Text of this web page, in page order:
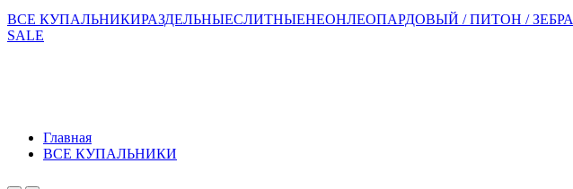
ВСЕ КУПАЛЬНИКИРАЗДЕЛЬНЫЕСЛИТНЫЕНЕОНЛЕОПАРДОВЫЙ / ПИТОН / ЗЕБРА
SALE
Главная
ВСЕ КУПАЛЬНИКИ